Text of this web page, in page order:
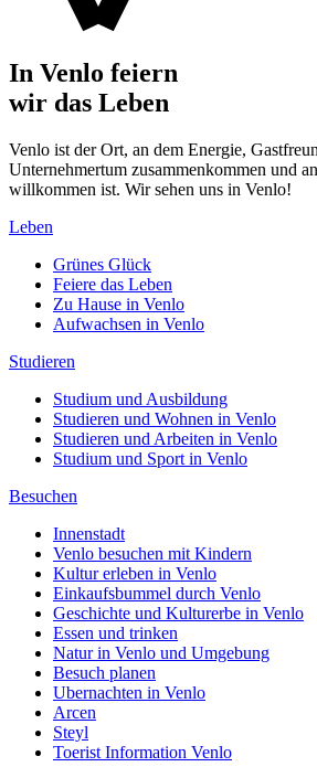
In Venlo feiern
wir das Leben
Venlo ist der Ort, an dem Energie,
Unternehmertum zusammenkommen und
willkommen ist. Wir sehen uns in Venlo!
Leben
Grünes Glück
Feiere das Leben
Zu Hause in Venlo
Aufwachsen in Venlo
Studieren
Studium und Ausbildung
Studieren und Wohnen in Venlo
Studieren und Arbeiten in Venlo
Studium und Sport in Venlo
Besuchen
Innenstadt
Venlo besuchen mit Kindern
Kultur erleben in Venlo
Einkaufsbummel durch Venlo
Geschichte und Kulturerbe in Venlo
Essen und trinken
Natur in Venlo und Umgebung
Besuch planen
Ubernachten in Venlo
Arcen
Steyl
Toerist Information Venlo